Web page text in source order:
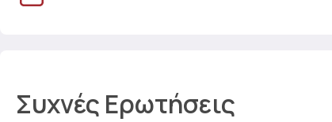
Συχνές Ερωτήσεις